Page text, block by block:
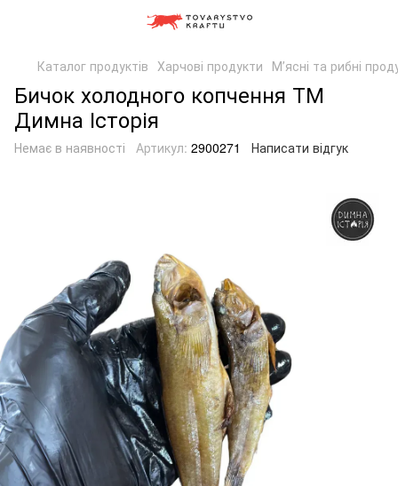
Каталог продуктів Харчові продукти Мʼясні та рибні
Бичок холодного копчення ТМ
Димна Історія
Немає в наявності Артикул: 2900271 Написати відгук